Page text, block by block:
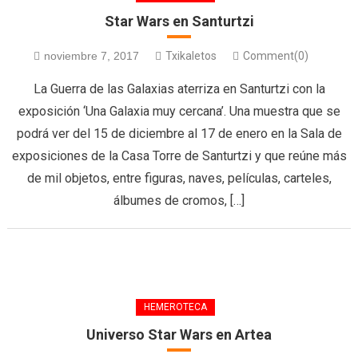
Star Wars en Santurtzi
noviembre 7, 2017 Txikaletos Comment(0)
La Guerra de las Galaxias aterriza en Santurtzi con la
exposición ‘Una Galaxia muy cercana’. Una muestra que se
podrá ver del 15 de diciembre al 17 de enero en la Sala de
exposiciones de la Casa Torre de Santurtzi y que reúne más
de mil objetos, entre figuras, naves, películas, carteles,
álbumes de cromos, […]
HEMEROTECA
Universo Star Wars en Artea